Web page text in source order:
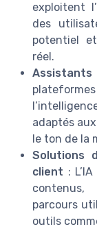
exploitent
des
potentiel
réel.
adaptés
le ton de la
Solutions
client :
parcours
outils